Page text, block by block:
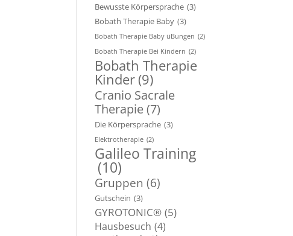
Bewusste Körpersprache (3)
Bobath Therapie Baby (3)
Bobath Therapie Baby üBungen (2)
Bobath Therapie Bei Kindern (2)
Bobath Therapie
Kinder(9)
Cranio Sacrale
Therapie(7)
Die Körpersprache (3)
Elektrotherapie (2)
Galileo Training
(10)
Gruppen (6)
Gutschein (3)
GYROTONIC® (5)
Hausbesuch (4)